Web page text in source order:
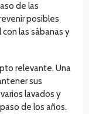
de las
posibles
las sábanas y
relevante. Una
sus
lavados y
de los años.